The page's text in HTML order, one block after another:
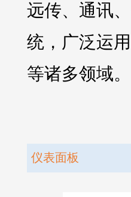
远传、通讯
统，广泛运
等诸多领域。
仪表面板